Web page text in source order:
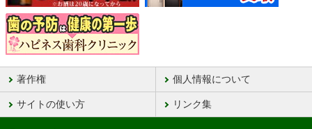
著作権 個人情報について
サイトの使い方 リンク集